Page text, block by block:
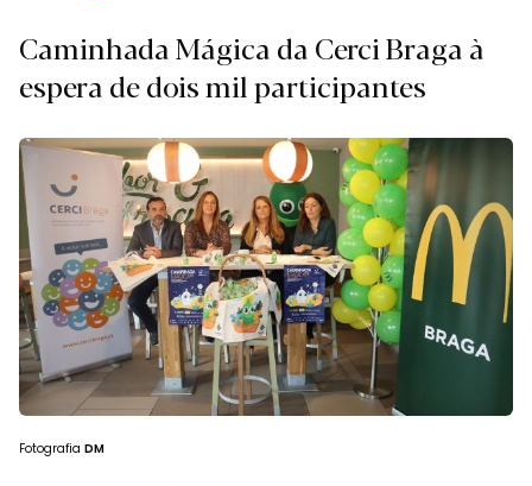
Caminhada Mágica da Cerci Braga à
espera de dois mil participantes
Fotografia DM